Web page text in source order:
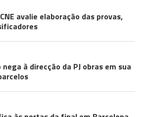
avalie elaboração das provas,
à direcção da PJ obras em sua